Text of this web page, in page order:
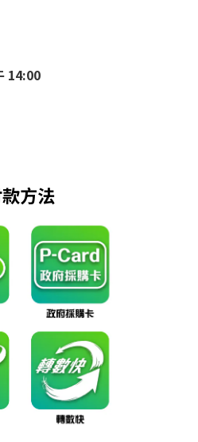
14:00
方法